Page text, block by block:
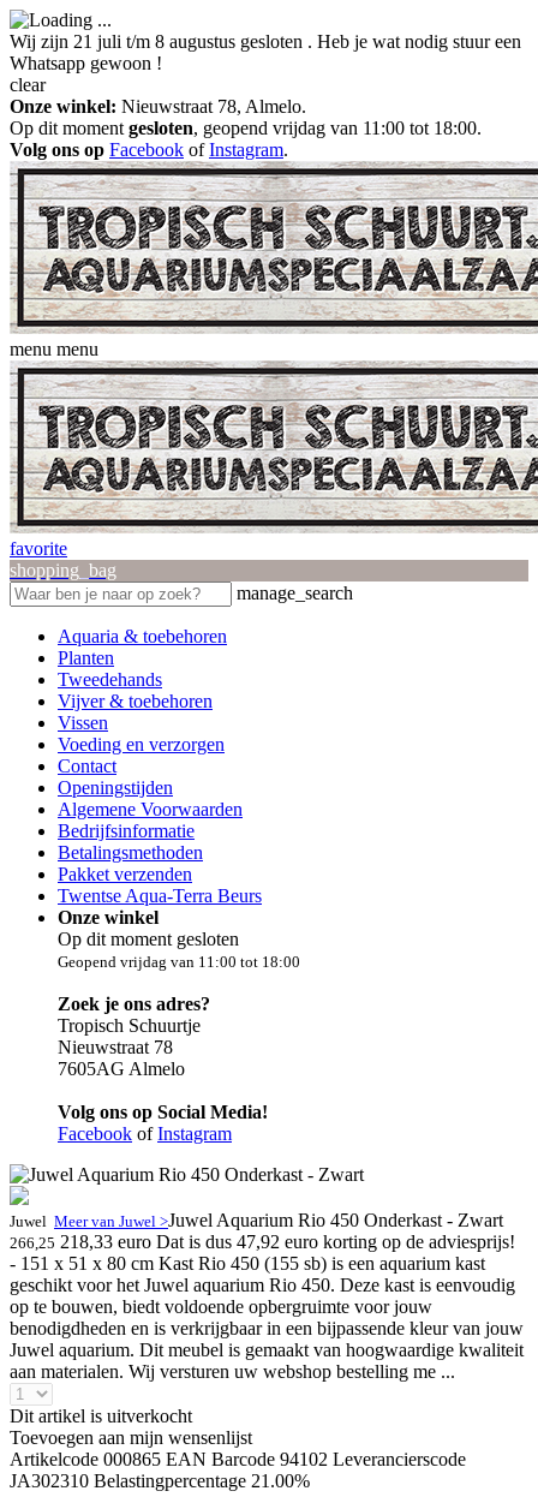
Wij zijn 21 juli t/m 8 augustus gesloten . Heb je wat nodig stuur een
Whatsapp gewoon !
clear
Onze winkel: Nieuwstraat 78, Almelo.
Op dit moment gesloten, geopend vrijdag van 11:00 tot 18:00.
Volg ons op Facebook ofInstagram.
menu menu
favorite
shopping_bag
manage_search
Aquaria & toebehoren
Planten
Tweedehands
Vijver & toebehoren
Vissen
Voeding en verzorgen
Contact
Openingstijden
Algemene Voorwaarden
Bedrijfsinformatie
Betalingsmethoden
Pakket verzenden
Twentse Aqua-Terra Beurs
Onze winkel
Op dit moment gesloten
Geopend vrijdag van 11:00 tot 18:00
Zoek je ons adres?
Tropisch Schuurtje
Nieuwstraat 78
7605AG Almelo
Volg ons op Social Media!
Facebook ofInstagram
Juwel Meer van Juwel >Juwel Aquarium Rio 450 Onderkast - Zwart
266,25 218,33 euro Dat is dus 47,92 euro korting op de adviesprijs!
- 151 x 51 x 80 cm Kast Rio 450 (155 sb) is een aquarium kast
geschikt voor het Juwel aquarium Rio 450. Deze kast is eenvoudig
op te bouwen, biedt voldoende opbergruimte voor jouw
benodigdheden en is verkrijgbaar in een bijpassende kleur van jouw
Juwel aquarium. Dit meubel is gemaakt van hoogwaardige kwaliteit
aan materialen. Wij versturen uw webshop bestelling me ...
Dit artikel is uitverkocht
Toevoegen aan mijn wensenlijst
Artikelcode 000865 EAN Barcode 94102 Leverancierscode
JA302310 Belastingpercentage 21.00%